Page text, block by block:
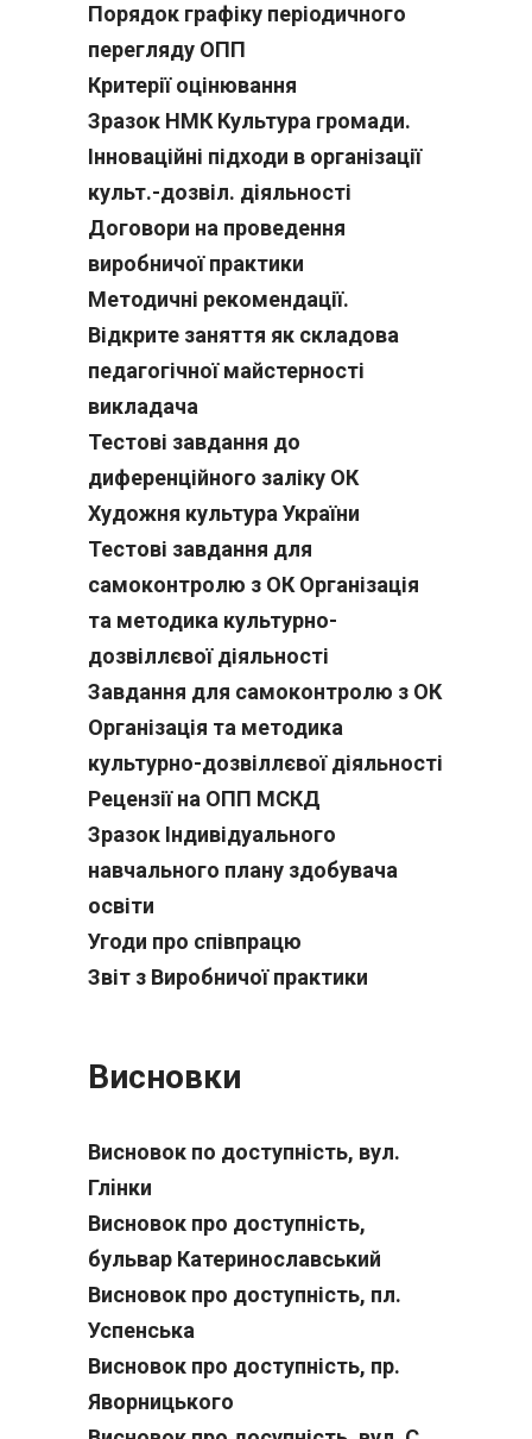
Порядок графіку періодичного
перегляду ОПП
Критерії оцінювання
Зразок НМК Культура громади.
Інноваційні підходи в організації
культ.-дозвіл. діяльності
Договори на проведення
виробничої практики
Методичні рекомендації.
Відкрите заняття як складова
педагогічної майстерності
викладача
Тестові завдання до
диференційного заліку ОК
Художня культура України
Тестові завдання для
самоконтролю з ОК Організація
та методика культурно-
дозвіллєвої діяльності
Завдання для самоконтролю з ОК
Організація та методика
культурно-дозвіллєвої діяльності
Рецензії на ОПП МСКД
Зразок Індивідуального
навчального плану здобувача
освіти
Угоди про співпрацю
Звіт з Виробничої практики
Висновки
Висновок по доступність, вул.
Глiнки
Висновок про доступність,
бульвар Катеринославський
Висновок про доступність, пл.
Успенська
Висновок про доступність, пр.
Яворницького